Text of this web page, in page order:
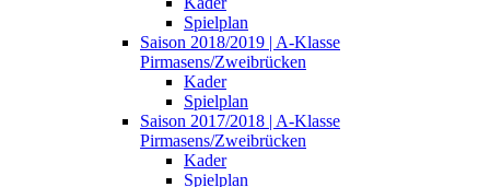
Spielplan
Saison 2018/2019 | A-Klasse
Pirmasens/Zweibrücken
Kader
Spielplan
Saison 2017/2018 | A-Klasse
Pirmasens/Zweibrücken
Kader
Spielplan